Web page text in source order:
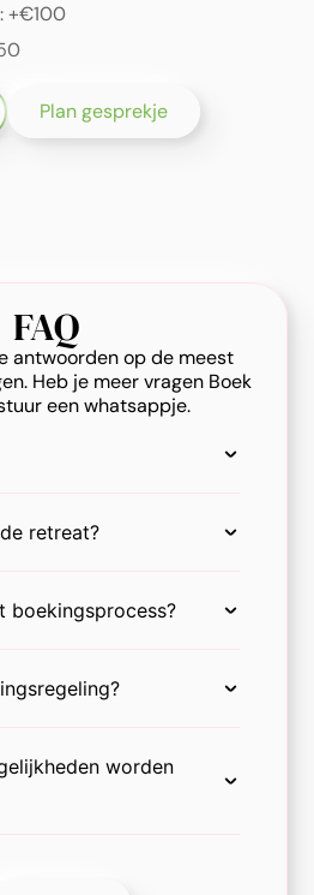
+€100
Plan gesprekje
FAQ
antwoorden op de meest
Heb je meer vragen Boek
een whatsappje.
retreat?
boekingsprocess?
worden